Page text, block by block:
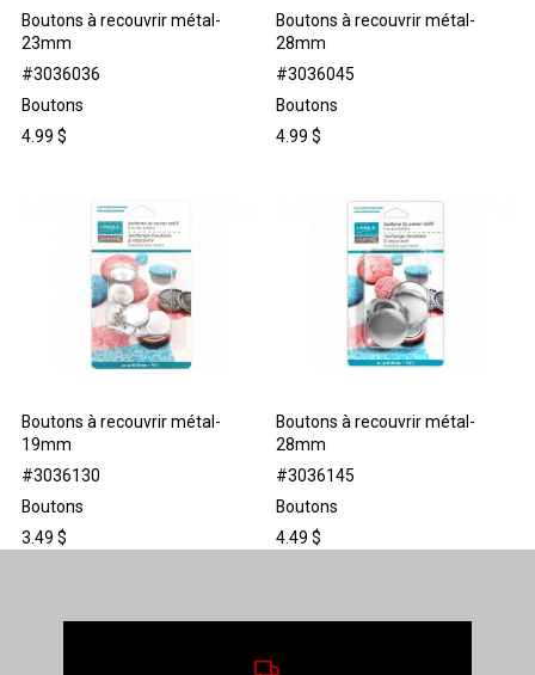
Boutons à recouvrir métal-
23mm
#3036036
Boutons
4.99 $
Boutons à recouvrir métal-
28mm
#3036045
Boutons
4.99 $
Boutons à recouvrir métal-
19mm
#3036130
Boutons
3.49 $
Boutons à recouvrir métal-
28mm
#3036145
Boutons
4.49 $